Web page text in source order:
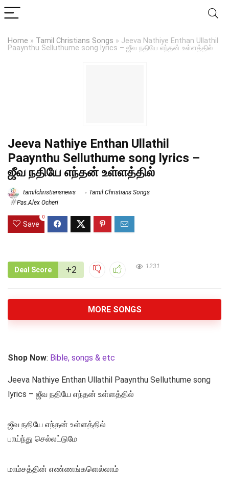
Home » Tamil Christians Songs » Jeeva Nathiye Enthan Ullathil
Paaynthu Selluthume song lyrics – ஜீவ நதியே எந்தன் உள்ளத்தில்
Jeeva Nathiye Enthan Ullathil
Paaynthu Selluthume song lyrics –
ஜீவ நதியே எந்தன் உள்ளத்தில்
tamilchristiansnews
Tamil Christians Songs
Pas.Alex Ocheri
Save
0
Deal Score +2 1231
MORE SONGS
Shop Now: Bible, songs & etc
Jeeva Nathiye Enthan Ullathil Paaynthu Selluthume song
lyrics – ஜீவ நதியே எந்தன் உள்ளத்தில்
ஜீவ நதியே எந்தன் உள்ளத்தில்
பாய்ந்து செல்லட்டுமே
மாம்சத்தின் எண்ணங்களெல்லாம்